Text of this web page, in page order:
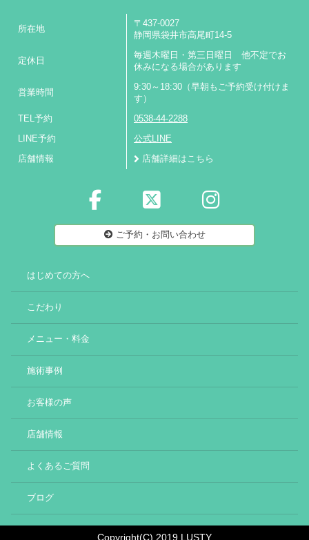
所在地
〒437-0027
静岡県袋井市高尾町14-5
定休日
毎週木曜日・第三日曜日 他不定でお
休みになる場合があります
営業時間
9:30～18:30（早朝もご予約受け付けま
す）
TEL予約 0538-44-2288
LINE予約 公式LINE
店舗情報 店舗詳細はこちら
ご予約・お問い合わせ
はじめての方へ
こだわり
メニュー・料金
施術事例
お客様の声
店舗情報
よくあるご質問
ブログ
Copyright(C) 2019 LUSTY